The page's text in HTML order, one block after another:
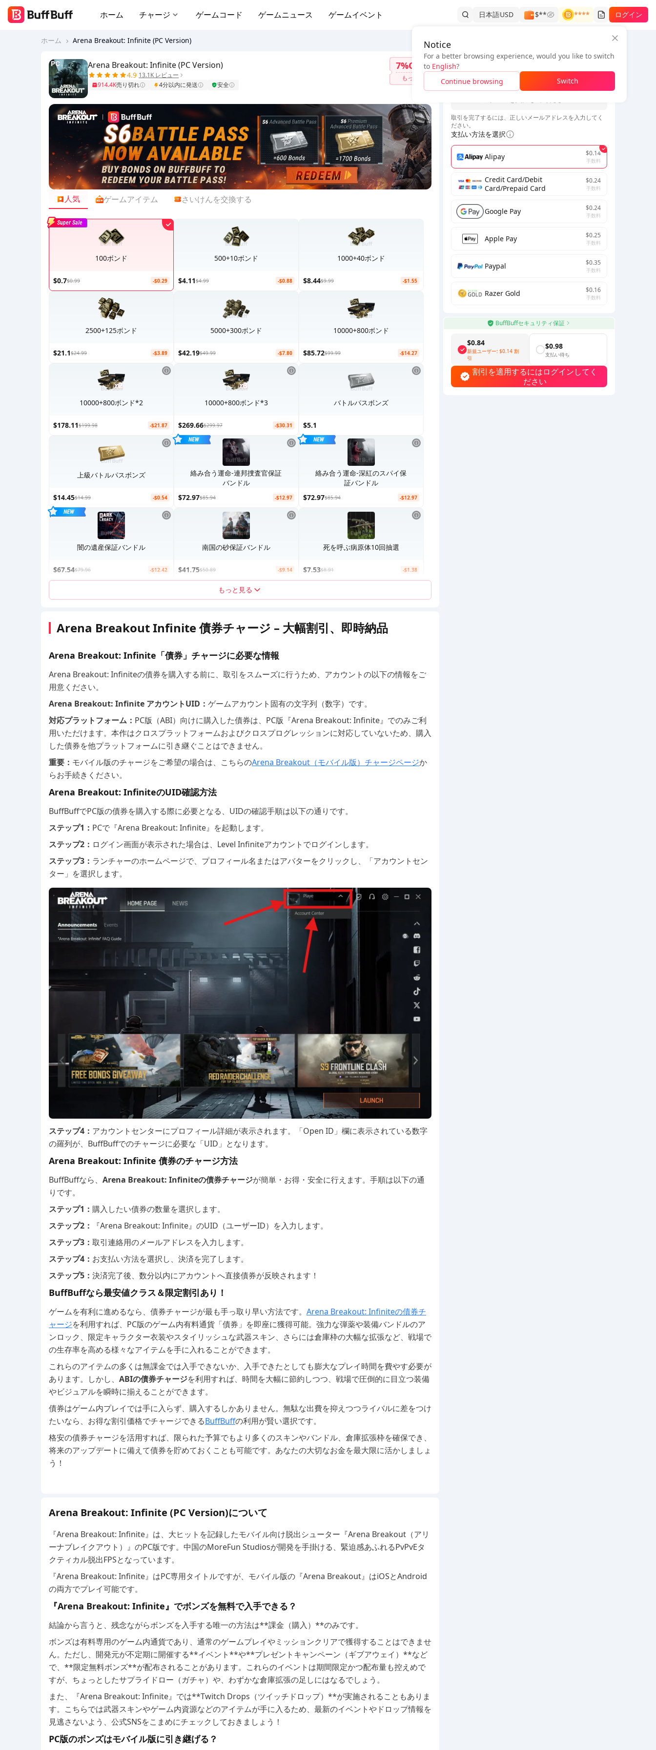
ホーム チャージ ゲームコード ゲームニュース ゲームイベント 日本語USD $** **** ログイン
ホーム Arena Breakout: Infinite (PC Version)
注文情報
*
取引を完了するには、正しいメールアドレスを入力してく
ださい。
支払い方法を選択
Alipay $0.14
手数料
Credit Card/Debit
Card/Prepaid Card
$0.24
手数料
Google Pay $0.24
手数料
Apple Pay $0.25
手数料
Paypal $0.35
手数料
Razer Gold $0.16
手数料
BuffBuffセキュリティ保証
$0.84
新規ユーザー: $0.14 割
引
$0.98
支払い待ち
割引を適用するにはログインしてく
ださい
Arena Breakout: Infinite (PC Version)
4.9 13.1K レビュー
914.4K売り切れ 4分以内に発送 安全
7%OFF
もっと
人気 ゲームアイテム さいけんを交換する
100ボンド
$0.7$0.99 -$0.29
Super Sale
500+10ボンド
$4.11$4.99 -$0.88
1000+40ボンド
$8.44$9.99 -$1.55
2500+125ボンド
$21.1$24.99 -$3.89
5000+300ボンド
$42.19$49.99 -$7.80
10000+800ボンド
$85.72$99.99 -$14.27
10000+800ボンド*2
$178.11$199.98 -$21.87
10000+800ボンド*3
$269.66$299.97 -$30.31
バトルパスボンズ
$5.1
上級バトルパスボンズ
$14.45$14.99 -$0.54
絡み合う運命-連邦捜査官保証
バンドル
$72.97$85.94 -$12.97
絡み合う運命-深紅のスパイ保
証バンドル
$72.97$85.94 -$12.97
闇の遺産保証バンドル
$67.54$79.96 -$12.42
南国の砂保証バンドル
$41.75$50.89 -$9.14
死を呼ぶ病原体10回抽選
$7.53$8.91 -$1.38
もっと見る
Arena Breakout Infinite 債券チャージ – 大幅割引、即時納品
Arena Breakout: Infinite「債券」チャージに必要な情報
Arena Breakout: Infiniteの債券を購入する前に、取引をスムーズに行うため、アカウントの以下の情報をご
用意ください。
Arena Breakout: Infinite アカウントUID： ゲームアカウント固有の文字列（数字）です。
対応プラットフォーム： PC版（ABI）向けに購入した債券は、PC版『Arena Breakout: Infinite』でのみご利
用いただけます。本作はクロスプラットフォームおよびクロスプログレッションに対応していないため、購入
した債券を他プラットフォームに引き継ぐことはできません。
重要： モバイル版のチャージをご希望の場合は、こちらのArena Breakout（モバイル版）チャージページか
らお手続きください。
Arena Breakout: InfiniteのUID確認方法
BuffBuffでPC版の債券を購入する際に必要となる、UIDの確認手順は以下の通りです。
ステップ1： PCで『Arena Breakout: Infinite』を起動します。
ステップ2： ログイン画面が表示された場合は、Level Infiniteアカウントでログインします。
ステップ3： ランチャーのホームページで、プロフィール名またはアバターをクリックし、「アカウントセン
ター」を選択します。
ステップ4： アカウントセンターにプロフィール詳細が表示されます。「Open ID」欄に表示されている数字
の羅列が、BuffBuffでのチャージに必要な「UID」となります。
Arena Breakout: Infinite 債券のチャージ方法
BuffBuffなら、 Arena Breakout: Infiniteの債券チャージが簡単・お得・安全に行えます。手順は以下の通
りです。
ステップ1： 購入したい債券の数量を選択します。
ステップ2：
『Arena Breakout: Infinite』のUID（ユーザーID）を入力します。
ステップ3： 取引連絡用のメールアドレスを入力します。
ステップ4： お支払い方法を選択し、決済を完了します。
ステップ5： 決済完了後、数分以内にアカウントへ直接債券が反映されます！
BuffBuffなら最安値クラス＆限定割引あり！
ゲームを有利に進めるなら、債券チャージが最も手っ取り早い方法です。 Arena Breakout: Infiniteの債券チ
ャージを利用すれば、PC版のゲーム内有料通貨「債券」を即座に獲得可能。強力な弾薬や装備バンドルのア
ンロック、限定キャラクター衣装やスタイリッシュな武器スキン、さらには倉庫枠の大幅な拡張など、戦場で
の生存率を高める様々なアイテムを手に入れることができます。
これらのアイテムの多くは無課金では入手できないか、入手できたとしても膨大なプレイ時間を費やす必要が
あります。しかし、 ABIの債券チャージを利用すれば、時間を大幅に節約しつつ、戦場で圧倒的に目立つ装備
やビジュアルを瞬時に揃えることができます。
債券はゲーム内プレイでは手に入らず、購入するしかありません。無駄な出費を抑えつつライバルに差をつけ
たいなら、お得な割引価格でチャージできるBuffBuffの利用が賢い選択です。
格安の債券チャージを活用すれば、限られた予算でもより多くのスキンやバンドル、倉庫拡張枠を確保でき、
将来のアップデートに備えて債券を貯めておくことも可能です。あなたの大切なお金を最大限に活かしましょ
う！
Arena Breakout: Infinite (PC Version)について
『Arena Breakout: Infinite』は、大ヒットを記録したモバイル向け脱出シューター『Arena Breakout（アリ
ーナブレイクアウト）』のPC版です。中国のMoreFun Studiosが開発を手掛ける、緊迫感あふれるPvPvEタ
クティカル脱出FPSとなっています。
『Arena Breakout: Infinite』はPC専用タイトルですが、モバイル版の『Arena Breakout』はiOSとAndroid
の両方でプレイ可能です。
『Arena Breakout: Infinite』でボンズを無料で入手できる？
結論から言うと、残念ながらボンズを入手する唯一の方法は**課金（購入）**のみです。
ボンズは有料専用のゲーム内通貨であり、通常のゲームプレイやミッションクリアで獲得することはできませ
ん。ただし、開発元が不定期に開催する**イベント**や**プレゼントキャンペーン（ギブアウェイ）**など
で、**限定無料ボンズ**が配布されることがあります。これらのイベントは期間限定かつ配布量も控えめで
すが、ちょっとしたサプライドロー（ガチャ）や、わずかな倉庫拡張の足しにはなるでしょう。
また、『Arena Breakout: Infinite』では**Twitch Drops（ツイッチドロップ）**が実施されることもありま
す。こちらでは武器スキンやゲーム内資源などのアイテムが手に入るため、最新のイベントやドロップ情報を
見逃さないよう、公式SNSをこまめにチェックしておきましょう！
PC版のボンズはモバイル版に引き継げる？
Notice
For a better browsing experience, would you like to switch
to English?
Continue browsing
Switch